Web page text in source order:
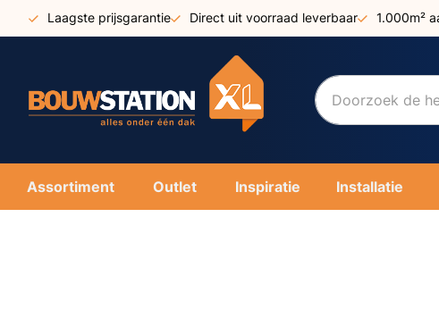
Ga
naar
Laagste prijsgarantie Direct uit voorraad leverbaar 1.000m²
Assortiment Outlet Inspiratie Installatie